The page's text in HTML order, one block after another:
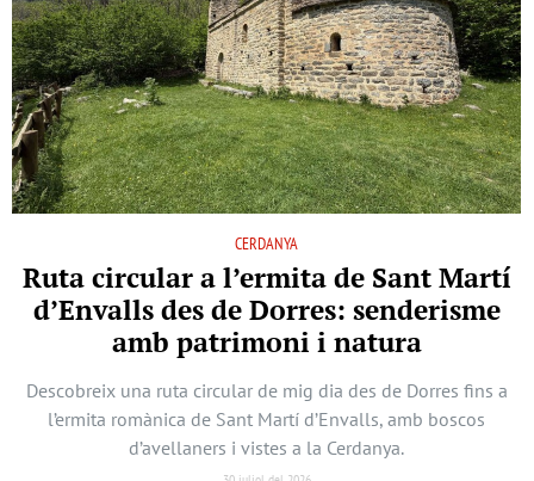
CERDANYA
Ruta circular a l’ermita de Sant Martí
d’Envalls des de Dorres: senderisme
amb patrimoni i natura
Descobreix una ruta circular de mig dia des de Dorres fins a
l’ermita romànica de Sant Martí d’Envalls, amb boscos
d’avellaners i vistes a la Cerdanya.